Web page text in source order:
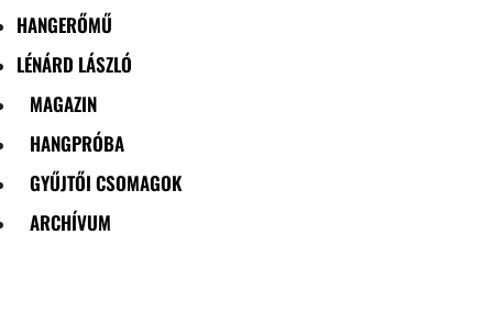
HANGERŐMŰ
LÉNÁRD LÁSZLÓ
MAGAZIN
HANGPRÓBA
GYŰJTŐI CSOMAGOK
ARCHÍVUM